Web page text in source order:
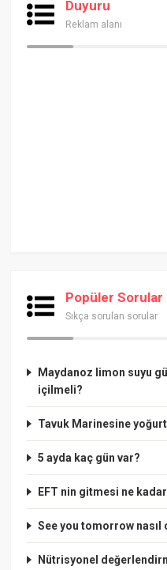
Duyuru
Reklam alanı
Popüler Sorular
Sıkça sorulan sorular
Maydanoz limon suyu
içilmeli?
Tavuk Marinesine
5 ayda kaç gün var?
EFT nin gitmesi ne
See you tomorrow nasıl
Nütrisyonel